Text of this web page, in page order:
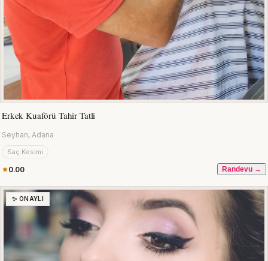
Erkek Kuaförü Tahir Tatli
Seyhan, Adana
Saç Kesimi
0.00 Randevu →
✨ ONAYLI